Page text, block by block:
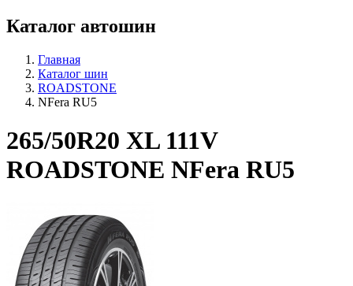
Каталог автошин
Главная
Каталог шин
ROADSTONE
NFera RU5
265/50R20 XL 111V
ROADSTONE NFera RU5